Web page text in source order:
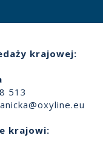
krajowej:
513
krajowi: